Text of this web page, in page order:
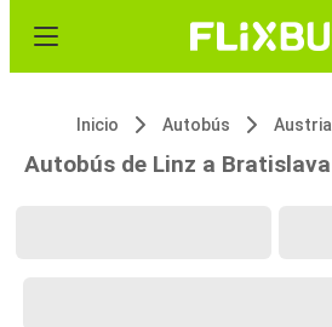
Inicio Autobús Austria
Autobús de Linz a Bratislava